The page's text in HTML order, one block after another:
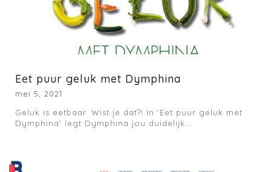
Eet puur geluk met Dymphina
mei 5, 2021
Geluk is eetbaar. Wist je dat?! In ‘Eet puur geluk met
Dymphina’ legt Dymphina jou duidelijk…